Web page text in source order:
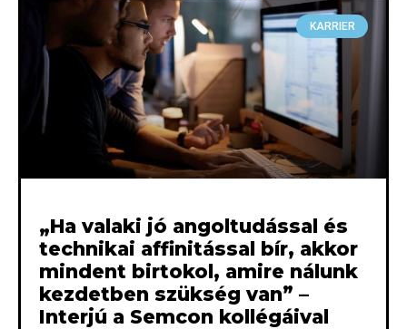
KARRIER
„Ha valaki jó angoltudással és
technikai affinitással bír, akkor
mindent birtokol, amire nálunk
kezdetben szükség van” –
Interjú a Semcon kollégáival